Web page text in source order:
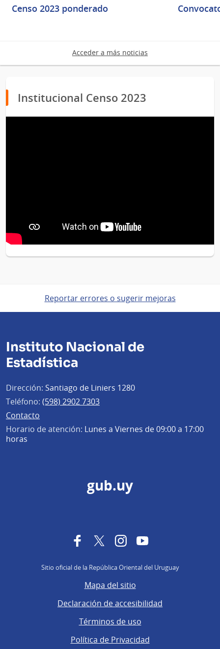
Censo 2023 ponderado
Acceder a más noticias
Institucional Censo 2023
Reportar errores o sugerir mejoras
Instituto Nacional de
Estadística
Dirección: Santiago de Liniers 1280
Teléfono: (598) 2902 7303
Contacto
Horario de atención: Lunes a Viernes de 09:00 a 17:00
horas
gub.uy
FacebookTwitterInstagramYouTube
Sitio oficial de la República Oriental del Uruguay
Mapa del sitio
Declaración de accesibilidad
Términos de uso
Política de Privacidad